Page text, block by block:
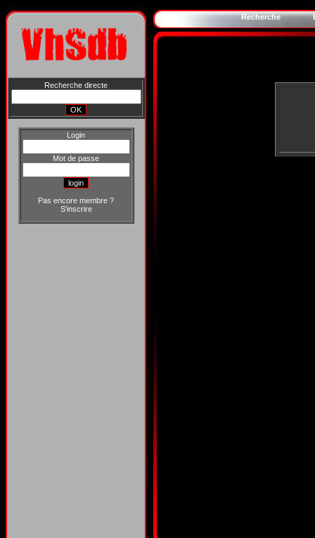
Recherche directe
Login
Mot de passe
Pas encore membre ?
S'inscrire
Recherche